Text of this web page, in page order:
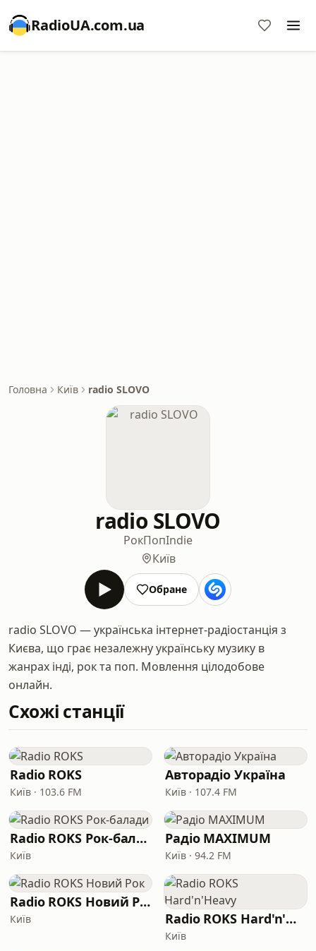
RadioUA.com.ua
Головна Київ radio SLOVO
radio SLOVO
РокПопIndie
Київ
Обране
radio SLOVO — українська інтернет-радіостанція з
Києва, що грає незалежну українську музику в
жанрах інді, рок та поп. Мовлення цілодобове
онлайн.
Схожі станції
Radio ROKS
Київ · 103.6 FM
Авторадіо Україна
Київ · 107.4 FM
Radio ROKS Рок-балади
Київ
Радіо MAXIMUM
Київ · 94.2 FM
Radio ROKS Новий Рок
Київ Radio ROKS Hard'n'Heavy
Київ